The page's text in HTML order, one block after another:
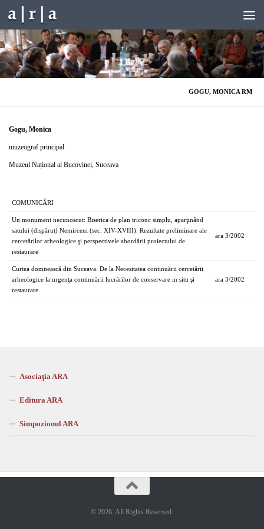
Skip to content
GOGU, MONICA RM
Gogu, Monica
muzeograf principal
Muzeul Național al Bucovinei, Suceava
COMUNICĂRI
Un monument necunoscut: Biserica de plan triconc simplu, aparţinând
satului (dispărut) Nemirceni (sec. XIV-XVIII). Rezultate preliminare ale
cercetărilor arheologice şi perspectivele abordării proiectului de
restaurare
ara 3/2002
Curtea domnească din Suceava. De la Necesitatea continuării cercetării
arheologice la urgenţa continuării lucrărilor de conservare in situ şi
restaurare
ara 3/2002
Asociaţia ARA
Editura ARA
Simpozionul ARA
© 2026. All Rights Reserved.